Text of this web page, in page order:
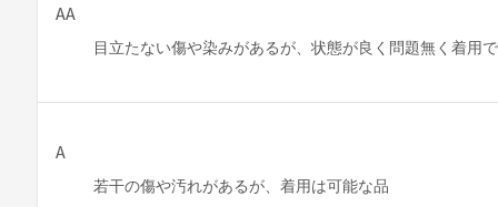
AA
目立たない傷や染みがあるが、状態が良く問題無く着用
A
若干の傷や汚れがあるが、着用は可能な品